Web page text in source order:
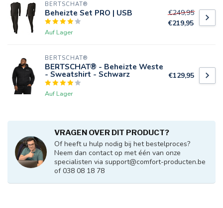
BERTSCHAT®
Beheizte Set PRO | USB
Auf Lager
€249,95
€219,95
BERTSCHAT®
BERTSCHAT® - Beheizte Weste
- Sweatshirt - Schwarz
Auf Lager
€129,95
VRAGEN OVER DIT PRODUCT?
Of heeft u hulp nodig bij het bestelproces?
Neem dan contact op met één van onze
specialisten via support@comfort-producten.be
of 038 08 18 78